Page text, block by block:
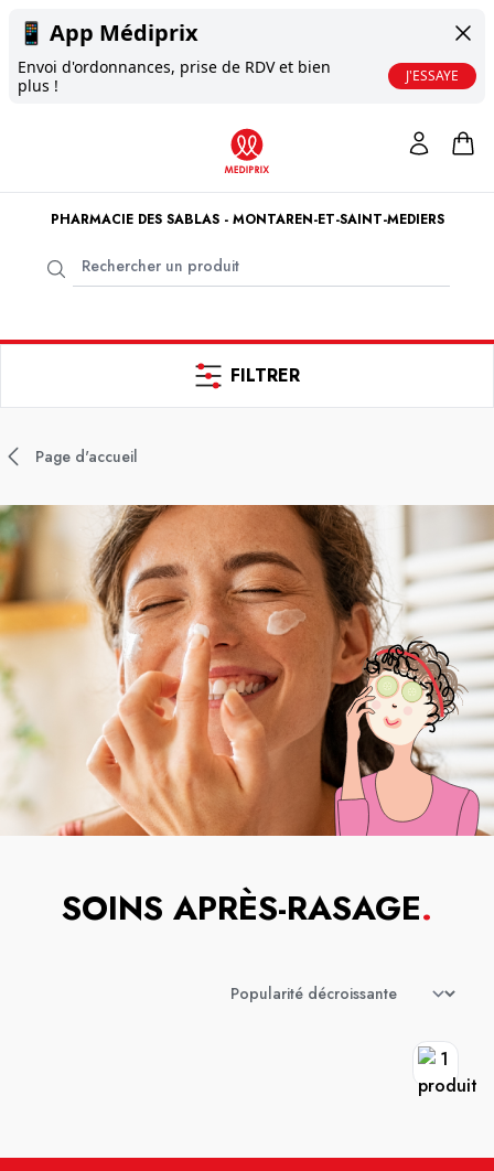
📱 App Médiprix
Envoi d'ordonnances, prise de RDV et bien
plus !
J'ESSAYE
PHARMACIE DES SABLAS - MONTAREN-ET-SAINT-MEDIERS
FILTRER
Page d'accueil
SOINS APRÈS-RASAGE.